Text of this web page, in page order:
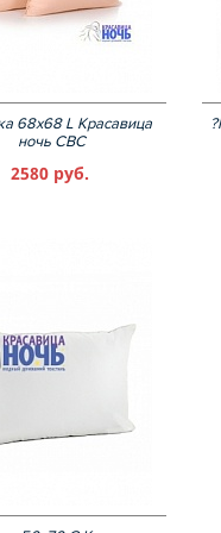
68х68 L Красавица
ночь СВС
2580 руб.